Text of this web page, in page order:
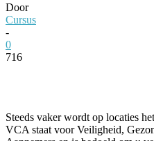
Door
Cursus
-
0
716
Steeds vaker wordt op locaties
VCA staat voor Veiligheid,